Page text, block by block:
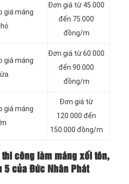
giá máng
Đơn giá từ 45.000
đến 75.000
đồng/m
giá máng
Đơn giá từ 60.000
đến 90.000
đồng/m
giá máng
Đơn giá từ
120.000 đến
150.000 đồng/m
thi công làm máng xối tôn,
5 của Đức Nhân Phát